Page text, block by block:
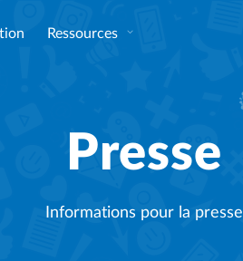
Ressources
Presse
Informations pour la presse